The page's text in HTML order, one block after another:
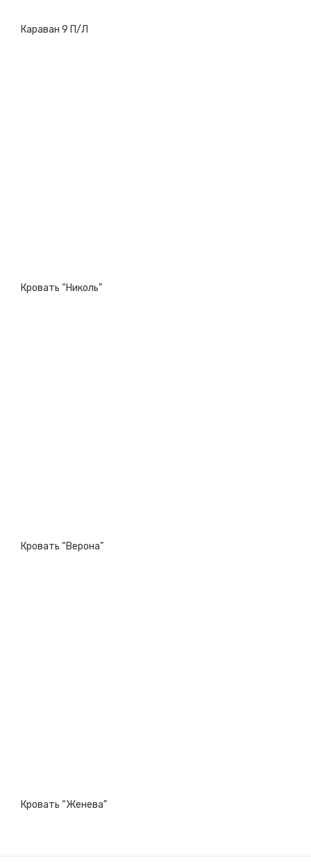
Караван 9 П/Л
Кровать “Николь”
Кровать “Верона”
Кровать “Женева”